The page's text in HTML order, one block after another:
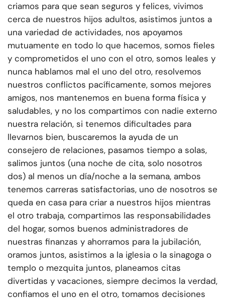
criamos para que sean seguros y felices, vivimos
cerca de nuestros hijos adultos, asistimos juntos a
una variedad de actividades, nos apoyamos
mutuamente en todo lo que hacemos, somos fieles
y comprometidos el uno con el otro, somos leales y
nunca hablamos mal el uno del otro, resolvemos
nuestros conflictos pacíficamente, somos mejores
amigos, nos mantenemos en buena forma física y
saludables, y no los compartimos con nadie externo
nuestra relación, si tenemos dificultades para
llevarnos bien, buscaremos la ayuda de un
consejero de relaciones, pasamos tiempo a solas,
salimos juntos (una noche de cita, solo nosotros
dos) al menos un día/noche a la semana, ambos
tenemos carreras satisfactorias, uno de nosotros se
queda en casa para criar a nuestros hijos mientras
el otro trabaja, compartimos las responsabilidades
del hogar, somos buenos administradores de
nuestras finanzas y ahorramos para la jubilación,
oramos juntos, asistimos a la iglesia o la sinagoga o
templo o mezquita juntos, planeamos citas
divertidas y vacaciones, siempre decimos la verdad,
confiamos el uno en el otro, tomamos decisiones